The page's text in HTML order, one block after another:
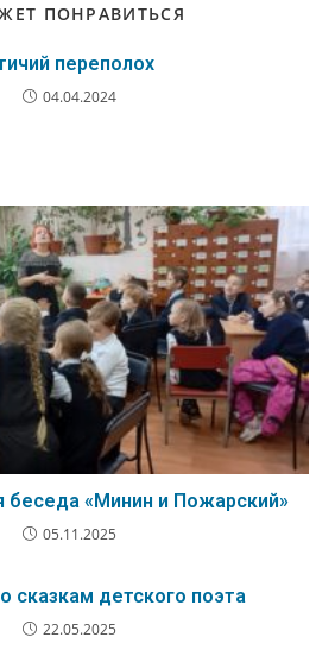
ПОНРАВИТЬСЯ
переполох
04.04.2024
беседа «Минин и Пожарский»
05.11.2025
сказкам детского поэта
22.05.2025